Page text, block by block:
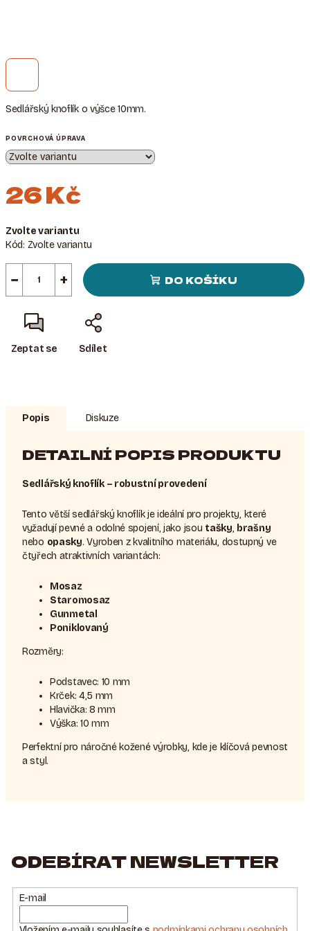
Sedlářský knoflík o výšce 10mm.
POVRCHOVÁ ÚPRAVA
26 Kč
cena:
Zvolte variantu
Kód: Zvolte variantu
+
− DO KOŠÍKU
Zeptat se Sdílet
Popis Diskuze
DETAILNÍ POPIS PRODUKTU
Sedlářský knoflík – robustní provedení
Tento větší sedlářský knoflík je ideální pro projekty, které
vyžadují pevné a odolné spojení, jako jsou tašky, brašny
nebo opasky. Vyroben z kvalitního materiálu, dostupný ve
čtyřech atraktivních variantách:
Mosaz
Staromosaz
Gunmetal
Poniklovaný
Rozměry:
Podstavec: 10 mm
Krček: 4,5 mm
Hlavička: 8 mm
Výška: 10 mm
Perfektní pro náročné kožené výrobky, kde je klíčová pevnost
a styl.
ODEBÍRAT NEWSLETTER
E-mail